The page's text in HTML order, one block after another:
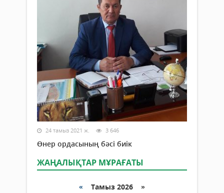
24 тамыз 2021 ж. 3 646
Өнер ордасының бәсі биік
ЖАҢАЛЫҚТАР МҰРАҒАТЫ
« Тамыз 2026 »